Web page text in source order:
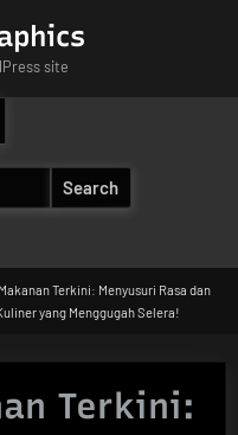
site
Terkini: Menyusuri Rasa dan
yang Menggugah Selera!
Terkini: